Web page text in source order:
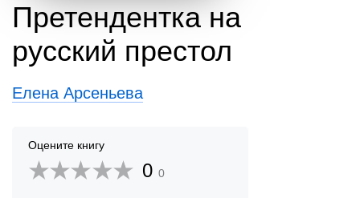
Претендентка на
русский престол
Елена Арсеньева
Оцените книгу
0 0